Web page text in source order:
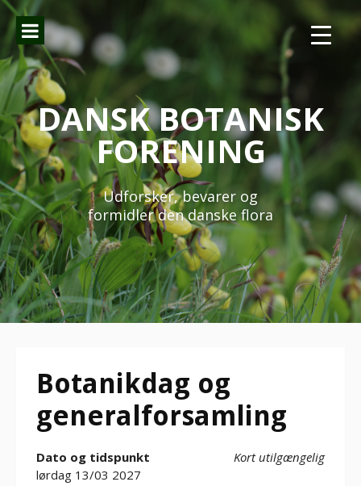
Spring
indhold
DANSK BOTANISK
FORENING
Udforsker, bevarer og
formidler den danske flora
Botanikdag og
generalforsamling
Kort utilgængelig
Dato og tidspunkt
lørdag 13/03 2027